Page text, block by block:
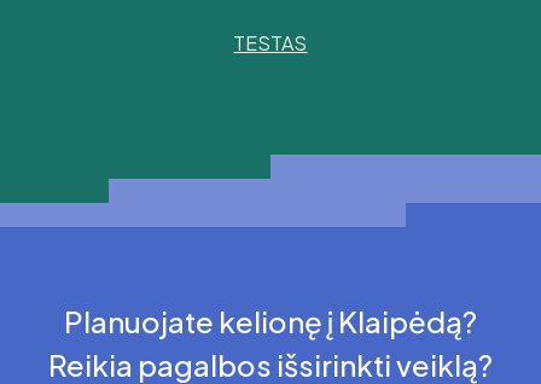
TESTAS
Planuojate kelionę į Klaipėdą?
Reikia pagalbos išsirinkti veiklą?